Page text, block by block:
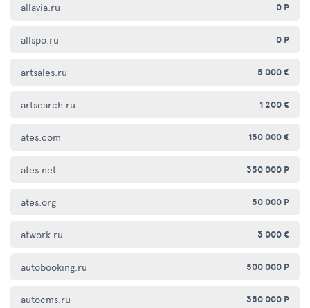
allavia.ru 0 Р
allspo.ru 0 Р
artsales.ru 5 000 €
artsearch.ru 1 200 €
ates.com 150 000 €
ates.net 350 000 Р
ates.org 50 000 Р
atwork.ru 3 000 €
autobooking.ru 500 000 Р
autocms.ru 350 000 Р